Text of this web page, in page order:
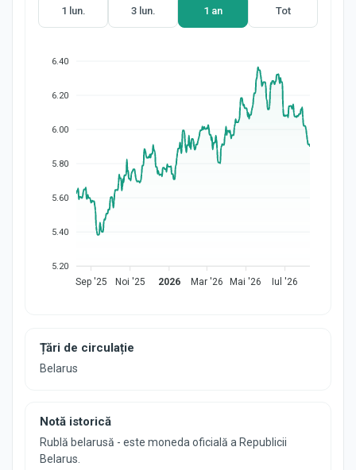
1 lun. 3 lun. 1 an Tot
6.40
6.20
6.00
5.80
5.60
5.40
5.20
Sep '25 Noi '25 2026 Mar '26 Mai '26 Iul '26
Țări de circulație
Belarus
Notă istorică
Rublă belarusă - este moneda oficială a Republicii
Belarus.